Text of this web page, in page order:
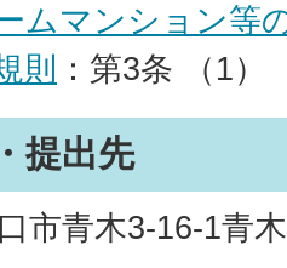
ムマンション等
則
：第3条 （1）
提出先
市青木3-16-1青